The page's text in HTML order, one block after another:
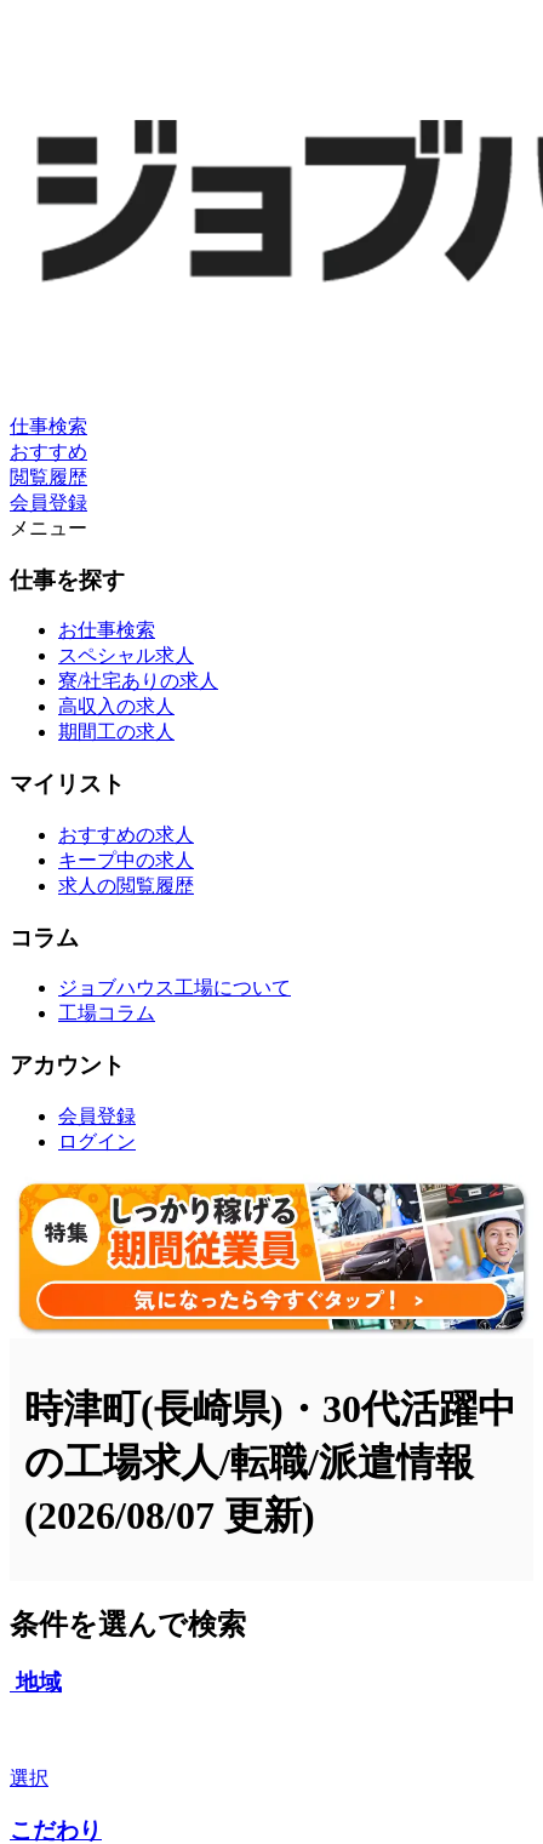
仕事検索
おすすめ
閲覧履歴
会員登録
メニュー
仕事を探す
お仕事検索
スペシャル求人
寮/社宅ありの求人
高収入の求人
期間工の求人
マイリスト
おすすめの求人
キープ中の求人
求人の閲覧履歴
コラム
ジョブハウス工場について
工場コラム
アカウント
会員登録
ログイン
時津町(長崎県)・30代活躍中
の工場求人/転職/派遣情報
(2026/08/07 更新)
条件を選んで検索
地域
選択
こだわり